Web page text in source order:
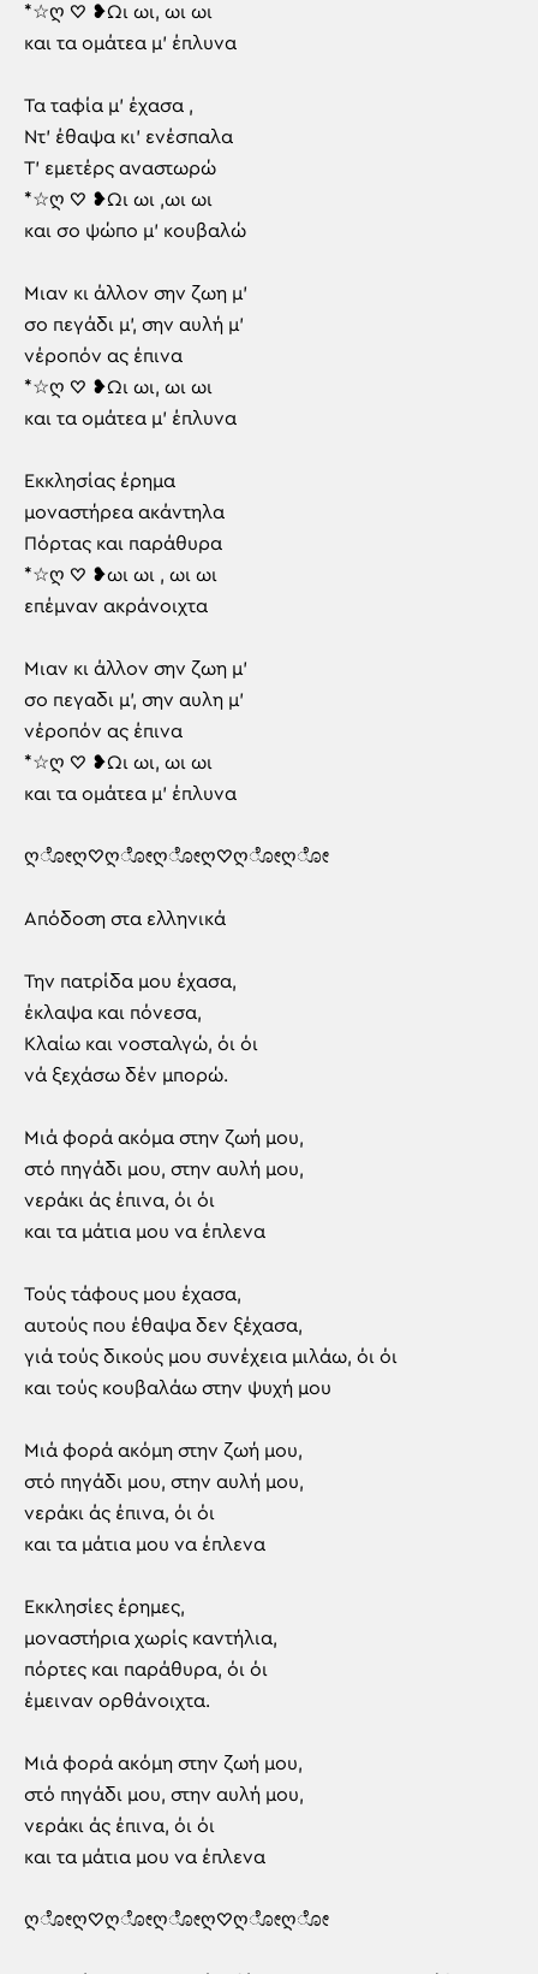
*☆ღ ♡ ❥Ωι ωι, ωι ωι
και τα ομάτεα μ’ έπλυνα
Τα ταφία μ’ έχασα ,
Ντ’ έθαψα κι’ ενέσπαλα
Τ’ εμετέρς αναστωρώ
*☆ღ ♡ ❥Ωι ωι ,ωι ωι
και σο ψώπο μ’ κουβαλώ
Μιαν κι άλλον σην ζωη μ’
σο πεγάδι μ’, σην αυλή μ’
νέροπόν ας έπινα
*☆ღ ♡ ❥Ωι ωι, ωι ωι
και τα ομάτεα μ’ έπλυνα
Εκκλησίας έρημα
μοναστήρεα ακάντηλα
Πόρτας και παράθυρα
*☆ღ ♡ ❥ωι ωι , ωι ωι
επέμναν ακράνοιχτα
Μιαν κι άλλον σην ζωη μ’
σο πεγαδι μ’, σην αυλη μ’
νέροπόν ας έπινα
*☆ღ ♡ ❥Ωι ωι, ωι ωι
και τα ομάτεα μ’ έπλυνα
ღೋღ♡ღೋღೋღ♡ღೋღೋ
Απόδοση στα ελληνικά
Την πατρίδα μου έχασα,
έκλαψα και πόνεσα,
Κλαίω και νοσταλγώ, όι όι
νά ξεχάσω δέν μπορώ.
Μιά φορά ακόμα στην ζωή μου,
στό πηγάδι μου, στην αυλή μου,
νεράκι άς έπινα, όι όι
και τα μάτια μου να έπλενα
Τούς τάφους μου έχασα,
αυτούς που έθαψα δεν ξέχασα,
γιά τούς δικούς μου συνέχεια μιλάω, όι όι
και τούς κουβαλάω στην ψυχή μου
Μιά φορά ακόμη στην ζωή μου,
στό πηγάδι μου, στην αυλή μου,
νεράκι άς έπινα, όι όι
και τα μάτια μου να έπλενα
Εκκλησίες έρημες,
μοναστήρια χωρίς καντήλια,
πόρτες και παράθυρα, όι όι
έμειναν ορθάνοιχτα.
Μιά φορά ακόμη στην ζωή μου,
στό πηγάδι μου, στην αυλή μου,
νεράκι άς έπινα, όι όι
και τα μάτια μου να έπλενα
ღೋღ♡ღೋღೋღ♡ღೋღೋ